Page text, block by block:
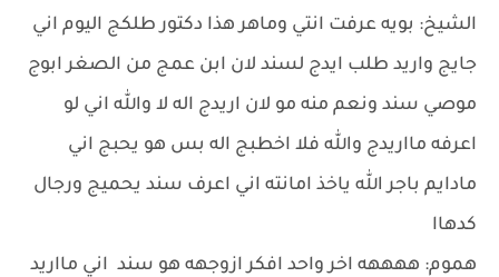
الشيخ: بويه عرفت انتي وماهر هذا دكتور طلكج اليوم اني
جايج واريد طلب ايدج لسند لان ابن عمج من الصغر ابوج
موصي سند ونعم منه مو لان اريدج اله لا والله اني لو
اعرفه مااريدج والله فلا اخطبج اله بس هو يحبج اني
مادايم باجر الله ياخذ امانته اني اعرف سند يحميج ورجال
كدهاا
هموم: ههههه اخر واحد افكر ازوجهه هو سند اني مااريد